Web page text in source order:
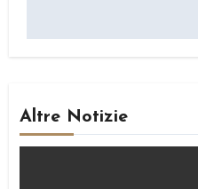
Altre Notizie